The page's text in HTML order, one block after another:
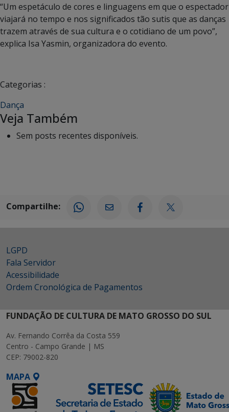
“Um espetáculo de cores e linguagens em que o espectador
viajará no tempo e nos significados tão sutis que as danças
trazem através de sua cultura e o cotidiano de um povo”,
explica Isa Yasmin, organizadora do evento.
Categorias :
Dança
Veja Também
Sem posts recentes disponíveis.
Compartilhe:
LGPD
Fala Servidor
Acessibilidade
Ordem Cronológica de Pagamentos
FUNDAÇÃO DE CULTURA DE MATO GROSSO DO SUL
Av. Fernando Corrêa da Costa 559
Centro - Campo Grande | MS
CEP: 79002-820
MAPA